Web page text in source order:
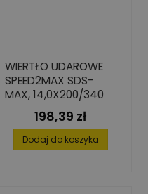
WIERTŁO UDAROWE
SPEED2MAX SDS-
MAX, 14,0X200/340
Cena
198,39 zł
Dodaj do koszyka